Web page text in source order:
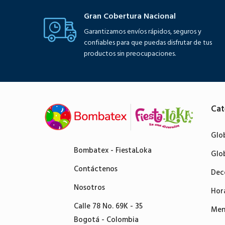
Gran Cobertura Nacional
Garantizamos envíos rápidos, seguros y
confiables para que puedas disfrutar de tus
productos sin preocupaciones.
Bombatex - FiestaLoka
Contáctenos
Nosotros
Calle 78 No. 69K - 35
Bogotá - Colombia